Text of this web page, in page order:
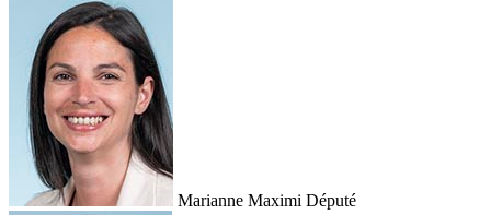
Marianne Maximi Député